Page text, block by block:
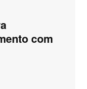
com